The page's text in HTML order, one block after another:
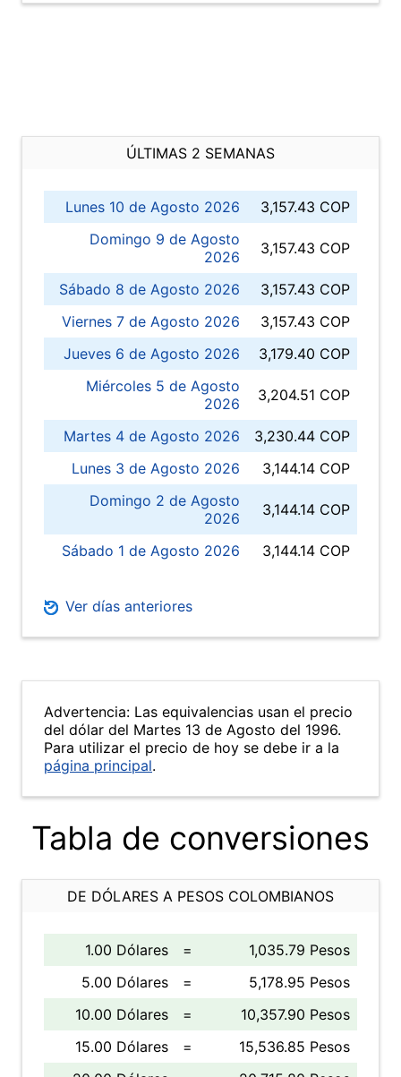
ÚLTIMAS 2 SEMANAS
Lunes 10 de Agosto 2026
3,157.43 COP
Domingo 9 de Agosto
2026
3,157.43 COP
Sábado 8 de Agosto 2026
3,157.43 COP
Viernes 7 de Agosto 2026
3,157.43 COP
Jueves 6 de Agosto 2026
3,179.40 COP
Miércoles 5 de Agosto
2026
3,204.51 COP
Martes 4 de Agosto 2026
3,230.44 COP
Lunes 3 de Agosto 2026
3,144.14 COP
Domingo 2 de Agosto
2026
3,144.14 COP
Sábado 1 de Agosto 2026 3,144.14 COP
Ver días anteriores
Advertencia: Las equivalencias usan el precio
del dólar del Martes 13 de Agosto del 1996.
Para utilizar el precio de hoy se debe ir a la
página principal.
Tabla de conversiones
DE DÓLARES A PESOS COLOMBIANOS
1.00 Dólares =
1,035.79 Pesos
5.00 Dólares
=
5,178.95 Pesos
10.00 Dólares
=
10,357.90 Pesos
15.00 Dólares
=
15,536.85 Pesos